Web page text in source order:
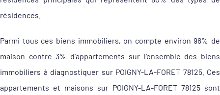
résidences.
Parmi tous ces biens immobiliers, on compte environ 96% de
maison contre 3% d'appartements sur l'ensemble des biens
immobiliers à diagnostiquer sur POIGNY-LA-FORET 78125. Ces
appartements et maisons sur POIGNY-LA-FORET 78125 sont